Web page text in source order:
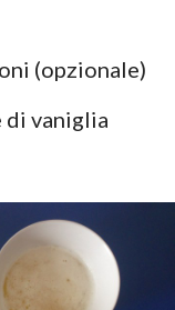
(opzionale)
di vaniglia